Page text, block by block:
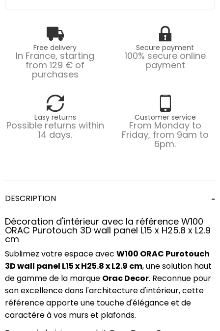
Free delivery
In France, starting
from 129 € of
purchases
Secure payment
100% secure online
payment
Easy returns
Possible returns within
14 days.
Customer service
From Monday to
Friday, from 9am to
6pm.
DESCRIPTION
Décoration d'intérieur avec la référence W100
ORAC Purotouch 3D wall panel L15 x H25.8 x L2.9
cm
Sublimez votre espace avec W100 ORAC Purotouch
3D wall panel L15 x H25.8 x L2.9 cm, une solution haut
de gamme de la marque Orac Decor. Reconnue pour
son excellence dans l'architecture d'intérieur, cette
référence apporte une touche d'élégance et de
caractère à vos murs et plafonds.